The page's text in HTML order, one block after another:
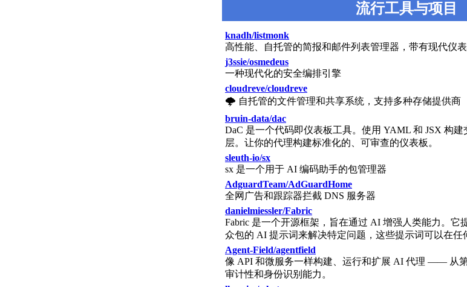
流行工具与项目
knadh/listmonk
高性能、自托管的简报和邮件列表管理器，带有现代仪
j3ssie/osmedeus
一种现代化的安全编排引擎
cloudreve/cloudreve
🌩 自托管的文件管理和共享系统，支持多种存储提供商
bruin-data/dac
DaC 是一个代码即仪表板工具。使用 YAML 和 JSX 构
层。让你的代理构建标准化的、可审查的仪表板。
sleuth-io/sx
sx 是一个用于 AI 编码助手的包管理器
AdguardTeam/AdGuardHome
全网广告和跟踪器拦截 DNS 服务器
danielmiessler/Fabric
Fabric 是一个开源框架，旨在通过 AI 增强人类能力。它
众包的 AI 提示词来解决特定问题，这些提示词可以在任
Agent-Field/agentfield
像 API 和微服务一样构建、运行和扩展 AI 代理 —— 从
审计性和身份识别能力。